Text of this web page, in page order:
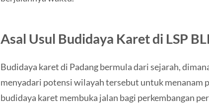
Asal Usul Budidaya Karet di LSP
Budidaya karet di Padang bermula dari sejarah,
menyadari potensi wilayah tersebut untuk menanam
budidaya karet membuka jalan bagi perkembangan